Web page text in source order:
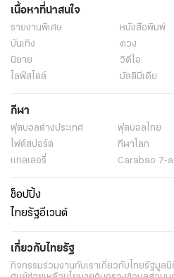
เนื้อหาที่น่าสนใจ
รายงานพิเศษ หนังสือพิมพ์
บันเทิง
ดวง
นิยาย
วิดีโอ
ไลฟ์สไตล์
มัลติมีเดีย
กีฬา
ฟุตบอลต่่างประเทศ ฟุตบอลไทย
ไฟต์สปอร์ต
กีฬาโลก
แกลเลอรี่
Carabao 7-
ช็อปปิ้ง
ไทยรัฐอีเวนต์
เกี่ยวกับไทยรัฐ
กิจกรรมร่วมงานกับเราเกี่ยวกับไทยรัฐมูลนิ